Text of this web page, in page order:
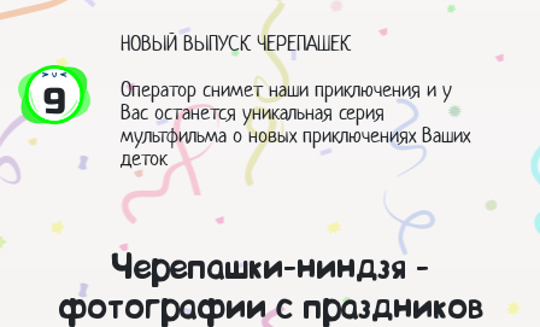
9
НОВЫЙ ВЫПУСК ЧЕРЕПАШЕК
Оператор снимет наши приключения и у
Вас останется уникальная серия
мультфильма о новых приключениях Ваших
деток
Черепашки-ниндзя -
фотографии с праздников